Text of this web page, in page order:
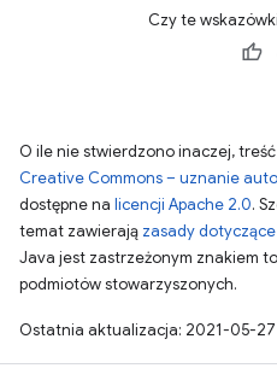
Czy te
O ile nie stwierdzono inaczej,
Creative Commons – uznanie
dostępne na licencji Apache 2.0.
temat zawierają zasady
Java jest zastrzeżonym znakiem
podmiotów stowarzyszonych.
Ostatnia aktualizacja: 2021-05-27